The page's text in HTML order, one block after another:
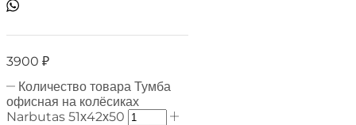
3900 ₽
Количество товара Тумба
офисная на колёсиках
Narbutas 51х42х50